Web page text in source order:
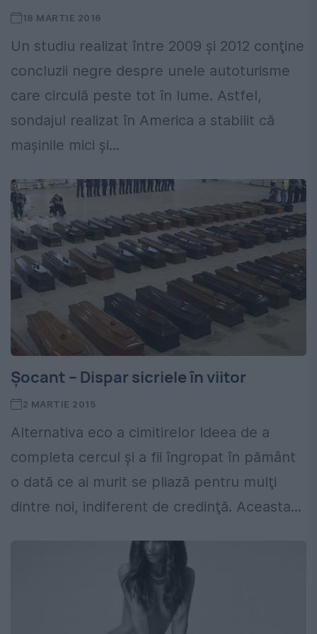
18 MARTIE 2016
Un studiu realizat între 2009 şi 2012 conţine
concluzii negre despre unele autoturisme
care circulă peste tot în lume. Astfel,
sondajul realizat în America a stabilit că
maşinile mici şi...
Şocant – Dispar sicriele în viitor
2 MARTIE 2015
Alternativa eco a cimitirelor Ideea de a
completa cercul şi a fii îngropat în pământ
o dată ce ai murit se pliază pentru mulţi
dintre noi, indiferent de credinţă. Aceasta...